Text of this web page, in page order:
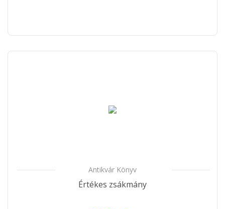
Antikvár Könyv
Értékes zsákmány